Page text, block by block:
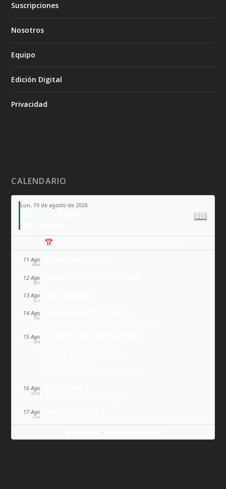
Suscripciones
Nosotros
Equipo
Edición Digital
Privacidad
CALENDARIO
Lun, 10 de agosto de 2026
📖
📅 Añade todo a tu calendario personal
11 Ago
MAR
12 Ago
MIÉ
13 Ago
JUE
14 Ago
VIE
15 Ago
SÁB
16 Ago
DOM
17 Ago
LUN
·